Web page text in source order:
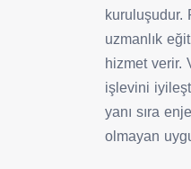
kuruluşudur.
uzmanlık
hizmet verir.
işlevini
yanı sıra
olmayan